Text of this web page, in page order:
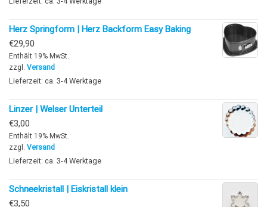
Herz Springform | Herz Backform Easy Baking
€29,90
Enthält 19% MwSt.
zzgl. Versand
Lieferzeit: ca. 3-4 Werktage
Linzer | Welser Unterteil
€3,00
Enthält 19% MwSt.
zzgl. Versand
Lieferzeit: ca. 3-4 Werktage
Schneekristall | Eiskristall klein
€3,50